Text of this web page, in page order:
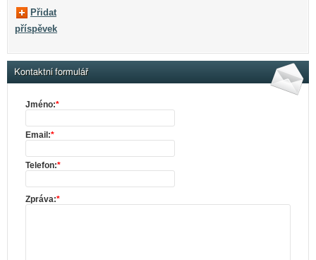
Přidat
příspěvek
Kontaktní formulář
Jméno:*
Email:*
Telefon:*
Zpráva:*